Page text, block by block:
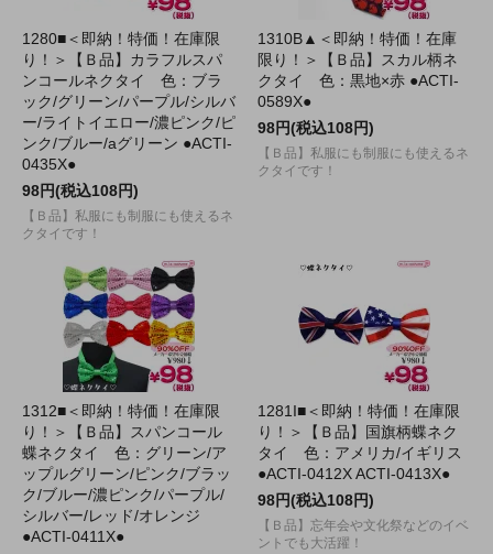
1280■＜即納！特価！在庫限
り！＞【Ｂ品】カラフルスパ
ンコールネクタイ 色：ブラ
ック/グリーン/パープル/シルバ
ー/ライトイエロー/濃ピンク/ピ
ンク/ブルー/aグリーン ●ACTI-
0435X●
98円(税込108円)
【Ｂ品】私服にも制服にも使えるネ
クタイです！
1310B▲＜即納！特価！在庫
限り！＞【Ｂ品】スカル柄ネ
クタイ 色：黒地×赤 ●ACTI-
0589X●
98円(税込108円)
【Ｂ品】私服にも制服にも使えるネ
クタイです！
1312■＜即納！特価！在庫限
り！＞【Ｂ品】スパンコール
蝶ネクタイ 色：グリーン/ア
ップルグリーン/ピンク/ブラッ
ク/ブルー/濃ピンク/パープル/
シルバー/レッド/オレンジ
●ACTI-0411X●
1281I■＜即納！特価！在庫限
り！＞【Ｂ品】国旗柄蝶ネク
タイ 色：アメリカ/イギリス
●ACTI-0412X ACTI-0413X●
98円(税込108円)
【Ｂ品】忘年会や文化祭などのイベ
ントでも大活躍！